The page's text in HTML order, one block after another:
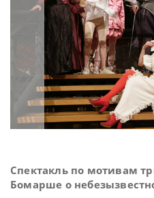
Спектакль по мотивам
Бомарше о